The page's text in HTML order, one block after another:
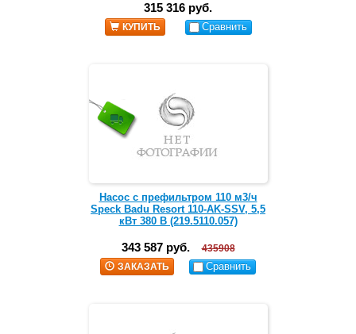
315 316 руб.
КУПИТЬ Сравнить
Насос с префильтром 110 м3/ч
Speck Badu Resort 110-AK-SSV, 5,5
кВт 380 В (219.5110.057)
343 587 руб.
435908
ЗАКАЗАТЬ
Сравнить